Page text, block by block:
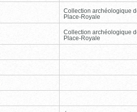
Collection archéologique
Place-Royale
Collection archéologique
Place-Royale